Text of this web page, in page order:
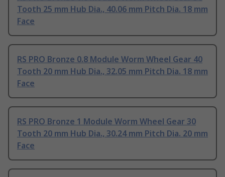
Tooth 25 mm Hub Dia., 40.06 mm Pitch Dia. 18 mm
Face
RS PRO Bronze 0.8 Module Worm Wheel Gear 40
Tooth 20 mm Hub Dia., 32.05 mm Pitch Dia. 18 mm
Face
RS PRO Bronze 1 Module Worm Wheel Gear 30
Tooth 20 mm Hub Dia., 30.24 mm Pitch Dia. 20 mm
Face